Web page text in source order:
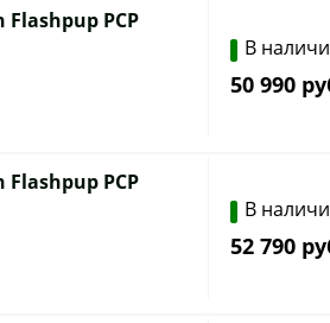
PCP
В
50 990
PCP
В
52 790